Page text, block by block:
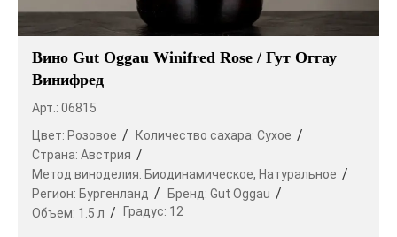
Вино Gut Oggau Winifred Rose / Гут Оггау
Винифред
Арт.: 06815
Цвет: Розовое Количество сахара: Сухое
Страна: Австрия
Метод виноделия: Биодинамическое, Натуральное
Регион: Бургенланд Бренд: Gut Oggau
Объем: 1.5 л Градус: 12